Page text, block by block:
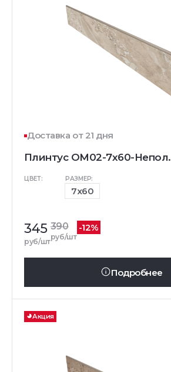
Доставка от 21 дня
Плинтус OM02-7x60-Непол.
ЦВЕТ: РАЗМЕР:
7x60
345
руб/шт
390
руб/шт
-12%
Подробнее
Акция